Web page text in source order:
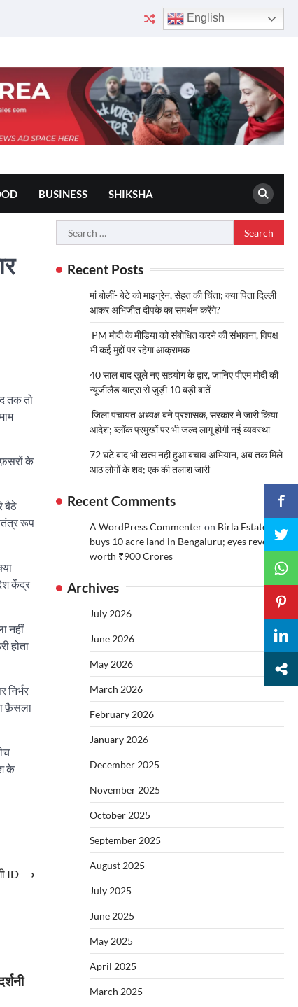
English
BUSINESS SHIKSHA
तक तो
के
बैठे
रूप
केंद्र
नहीं
होता
फ़ैसला
के
ID⟶
Search
for:
Recent Posts
मां बोलीं- बेटे को माइग्रेन, सेहत की चिंता; क्या पिता दिल्ली
आकर अभिजीत दीपके का समर्थन करेंगे?
PM मोदी के मीडिया को संबोधित करने की संभावना, विपक्ष
भी कई मुद्दों पर रहेगा आक्रामक
40 साल बाद खुले नए सहयोग के द्वार, जानिए पीएम मोदी की
न्यूजीलैंड यात्रा से जुड़ी 10 बड़ी बातें
जिला पंचायत अध्यक्ष बने प्रशासक, सरकार ने जारी किया
आदेश; ब्लॉक प्रमुखों पर भी जल्द लागू होगी नई व्यवस्था
72 घंटे बाद भी खत्म नहीं हुआ बचाव अभियान, अब तक मिले
आठ लोगों के शव; एक की तलाश जारी
Recent Comments
A WordPress Commenteron Birla Estates
buys 10 acre land in Bengaluru; eyes revenue
worth ₹900 Crores
Archives
July 2026
June 2026
May 2026
March 2026
February 2026
January 2026
December 2025
November 2025
October 2025
September 2025
August 2025
July 2025
June 2025
May 2025
April 2025
March 2025